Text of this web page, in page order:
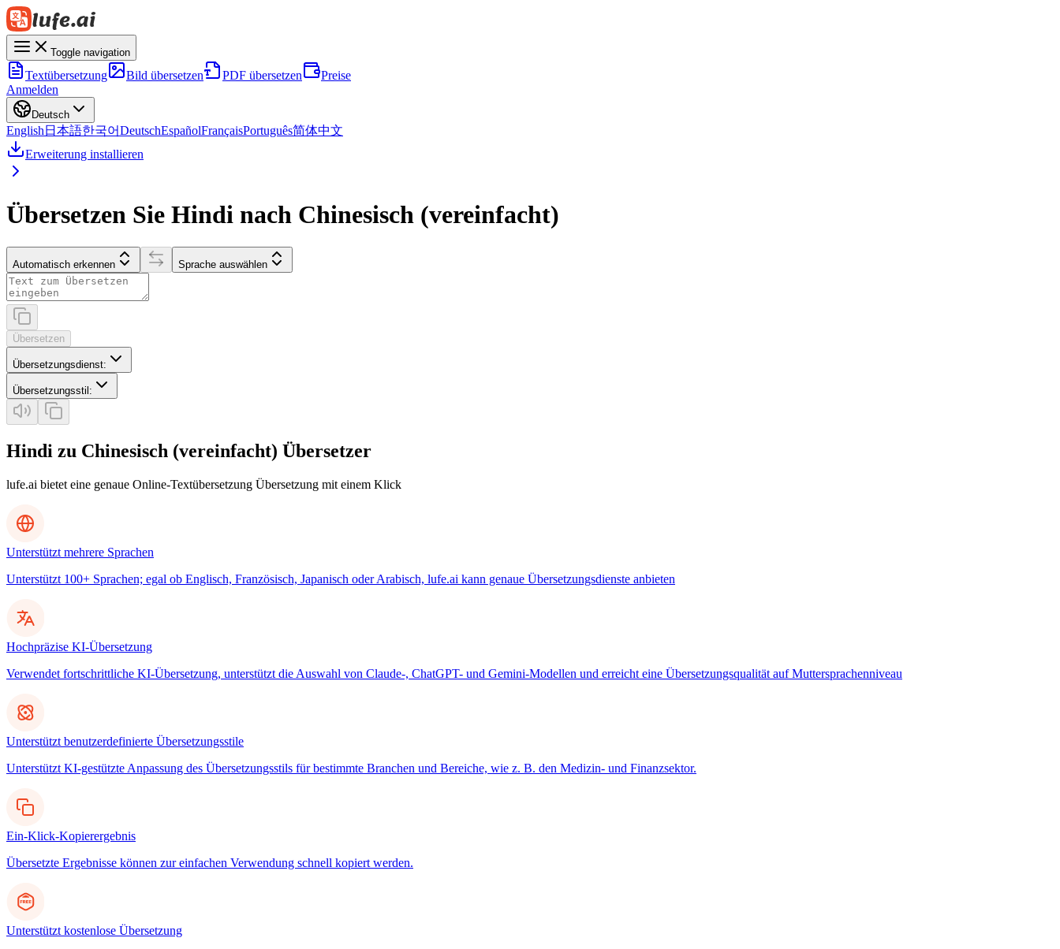
Toggle navigation
Textübersetzung Bild übersetzen PDF übersetzen
Preise
Anmelden
Deutsch
English 日本語한국어DeutschEspañolFrançaisPortuguês简体中文
Erweiterung installieren
Übersetzen Sie Hindi nach Chinesisch (vereinfacht)
Automatisch erkennen Sprache auswählen
Übersetzen
Übersetzungsdienst:
Übersetzungsstil :
Hindi zu Chinesisch (vereinfacht) Übersetzer
lufe.ai bietet eine genaue Online-Textübersetzung Übersetzung mit einem Klick
Unterstützt mehrere Sprachen
Unterstützt 100+ Sprachen; egal ob Englisch, Französisch, Japanisch oder Arabisch, lufe.ai kann genaue Übersetzungsdienste anbieten
Hochpräzise KI-Übersetzung
Verwendet fortschrittliche KI-Übersetzung, unterstützt die Auswahl von Claude-, ChatGPT- und Gemini-Modellen und erreicht eine Übersetzungsqualität auf Muttersprachenniveau
Unterstützt benutzerdefinierte Übersetzungsstile
Unterstützt KI-gestützte Anpassung des Übersetzungsstils für bestimmte Branchen und Bereiche, wie z. B. den Medizin- und Finanzsektor.
Ein-Klick-Kopierergebnis
Übersetzte Ergebnisse können zur einfachen Verwendung schnell kopiert werden.
Unterstützt kostenlose Übersetzung